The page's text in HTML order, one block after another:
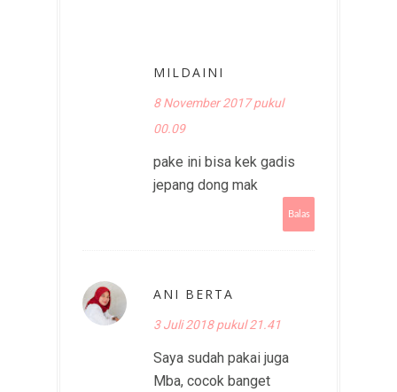
MILDAINI
8 November 2017 pukul
00.09
pake ini bisa kek gadis
jepang dong mak
Balas
ANI BERTA
3 Juli 2018 pukul 21.41
Saya sudah pakai juga
Mba, cocok banget